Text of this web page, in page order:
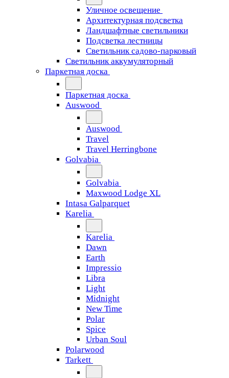
Уличное освещение
Архитектурная подсветка
Ландшафтные светильники
Подсветка лестницы
Светильник садово-парковый
Светильник аккумуляторный
Паркетная доска
Паркетная доска
Auswood
Auswood
Travel
Travel Herringbone
Golvabia
Golvabia
Maxwood Lodge XL
Intasa Galparquet
Karelia
Karelia
Dawn
Earth
Impressio
Libra
Light
Midnight
New Time
Polar
Spice
Urban Soul
Polarwood
Tarkett